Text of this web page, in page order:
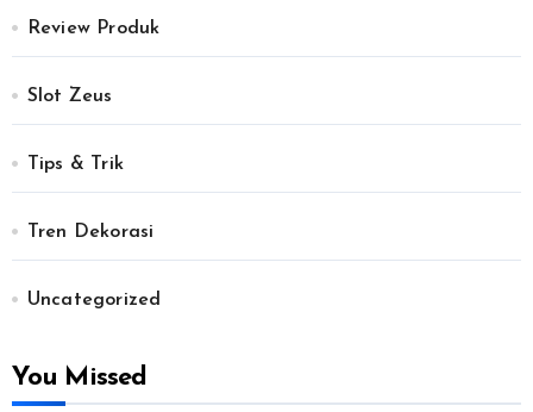
Review Produk
Slot Zeus
Tips & Trik
Tren Dekorasi
Uncategorized
You Missed